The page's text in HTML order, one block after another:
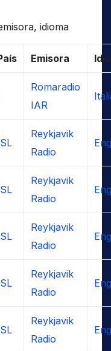
idioma
Emisora
Romaradio
IAR
Reykjavik
Radio
Reykjavik
Radio
Reykjavik
Radio
Reykjavik
Radio
Reykjavik
Radio